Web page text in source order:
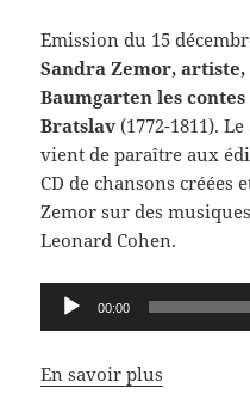
Emission du 15
Sandra Zemor,
Baumgarten les
Bratslav(1772-1811).
vient de paraître aux
CD de chansons créées
Zemor sur des
Leonard Cohen.
Lecteur
audio
00:00
En savoir plus